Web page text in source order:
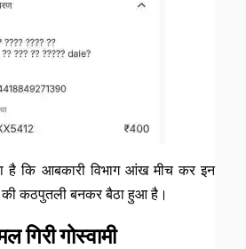
है कि आबकारी विभाग आंख मीच कर इन
कठपुतली बनकर बैठा हुआ है।
गोस्वामी